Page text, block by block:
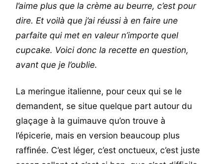
l’aime plus que la crème au beurre, c’est pour
dire. Et voilà que j’ai réussi à en faire une
parfaite qui met en valeur n’importe quel
cupcake. Voici donc la recette en question,
avant que je l’oublie.
La meringue italienne, pour ceux qui se le
demandent, se situe quelque part autour du
glaçage à la guimauve qu’on trouve à
l’épicerie, mais en version beaucoup plus
raffinée. C’est léger, c’est onctueux, c’est juste